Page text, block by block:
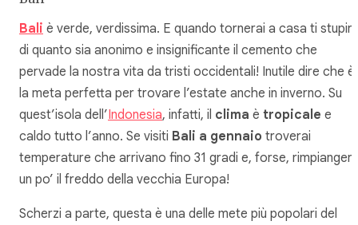
Bali è verde, verdissima. E quando tornerai a casa ti
di quanto sia anonimo e insignificante il cemento che
pervade la nostra vita da tristi occidentali! Inutile dire che è
la meta perfetta per trovare l’estate anche in inverno. Su
quest’isola dell’Indonesia, infatti, il clima è tropicale e
caldo tutto l’anno. Se visiti Bali a gennaio troverai
temperature che arrivano fino 31 gradi e, forse,
un po’ il freddo della vecchia Europa!
Scherzi a parte, questa è una delle mete più popolari del